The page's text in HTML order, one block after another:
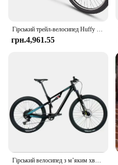
Гірський трейл-велосипед Huffy Bicycle Company
грн.4,961.55
Гірський велосипед з м’яким хвостом, 12-швидкісні дискові гальма, масляна пружинна вилка, трейловий велосипед з алюмінієвого сплаву, 27,5 дюйма, 29 дюймів